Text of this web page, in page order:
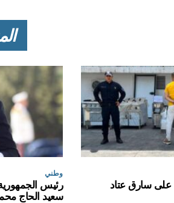
سارق عتاد
وطني
رئيس
سعيد الحاج